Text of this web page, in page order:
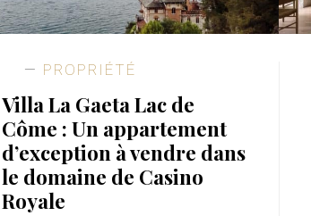
PROPRIÉTÉ
Villa La Gaeta Lac de
Côme : Un appartement
d’exception à vendre dans
le domaine de Casino
Royale